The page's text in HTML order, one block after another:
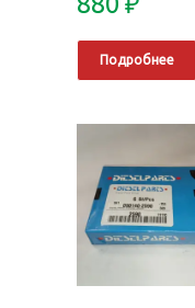
Подробнее